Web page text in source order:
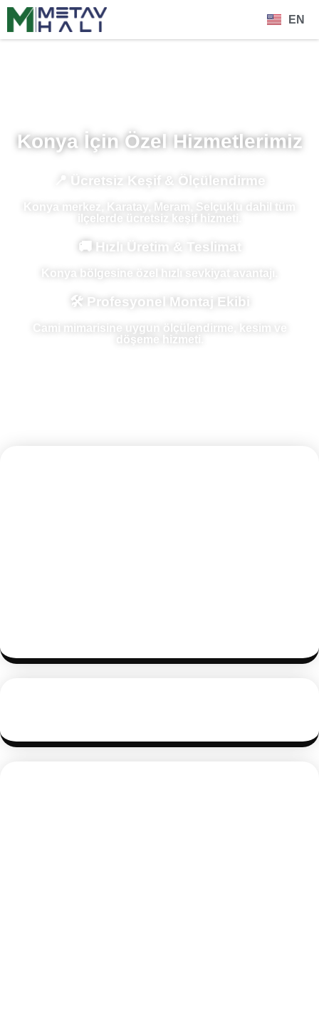
EN
Konya İçin Özel Hizmetlerimiz
📍 Ücretsiz Keşif & Ölçülendirme
Konya merkez, Karatay, Meram, Selçuklu dahil tüm
ilçelerde ücretsiz keşif hizmeti.
🚚 Hızlı Üretim & Teslimat
Konya bölgesine özel hızlı sevkiyat avantajı.
🛠 Profesyonel Montaj Ekibi
Cami mimarisine uygun ölçülendirme, kesim ve
döşeme hizmeti.